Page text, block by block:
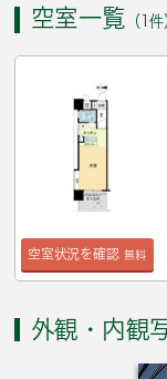
空室一覧 （1件
空室状況を確認 無料
外観・内観